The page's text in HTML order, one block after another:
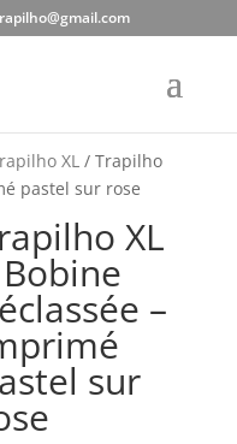
XL/ Trapilho
pastel sur rose
XL
–
sur